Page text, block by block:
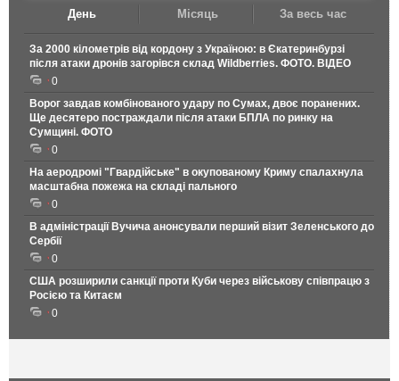
День Місяць За весь час
За 2000 кілометрів від кордону з Україною: в Єкатеринбурзі
після атаки дронів загорівся склад Wildberries. ФОТО. ВІДЕО
0
Ворог завдав комбінованого удару по Сумах, двоє поранених.
Ще десятеро постраждали після атаки БПЛА по ринку на
Сумщині. ФОТО
0
На аеродромі "Гвардійське" в окупованому Криму спалахнула
масштабна пожежа на складі пального
0
В адміністрації Вучича анонсували перший візит Зеленського до
Сербії
0
США розширили санкції проти Куби через військову співпрацю з
Росією та Китаєм
0